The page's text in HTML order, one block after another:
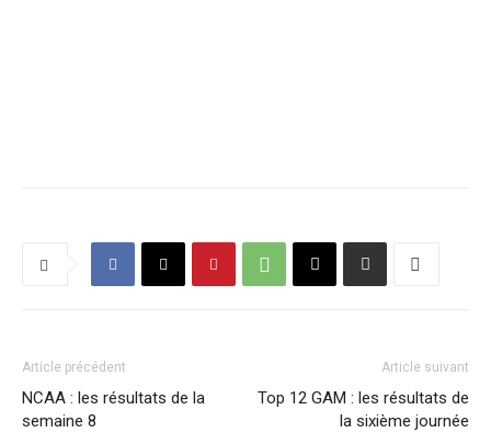
Article précédent
NCAA : les résultats de la
semaine 8
Article suivant
Top 12 GAM : les résultats de
la sixième journée